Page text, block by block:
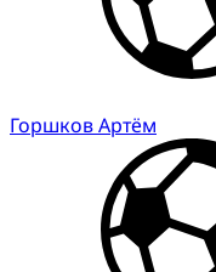
Горшков Артём